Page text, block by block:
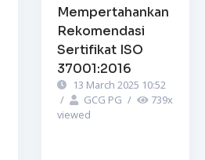
Mempertahankan
Rekomendasi
Sertifikat ISO
37001:2016
13 March 2025 10:52
/
GCG PG / 739x
viewed